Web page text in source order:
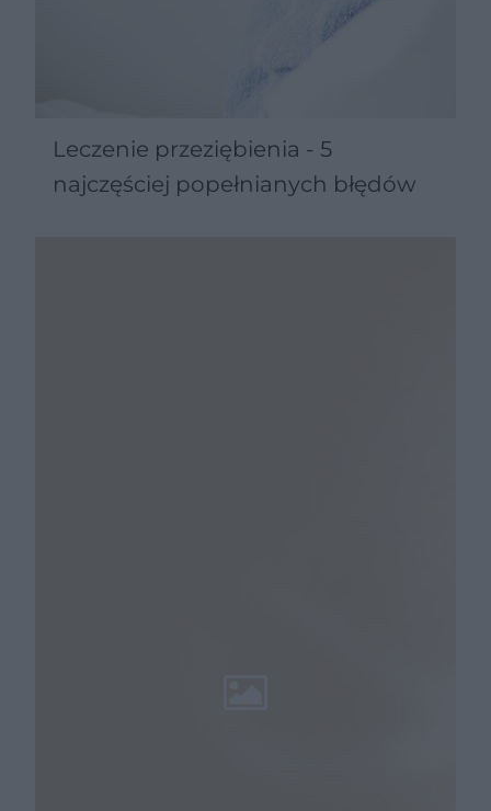
Leczenie przeziębienia - 5
najczęściej popełnianych błędów